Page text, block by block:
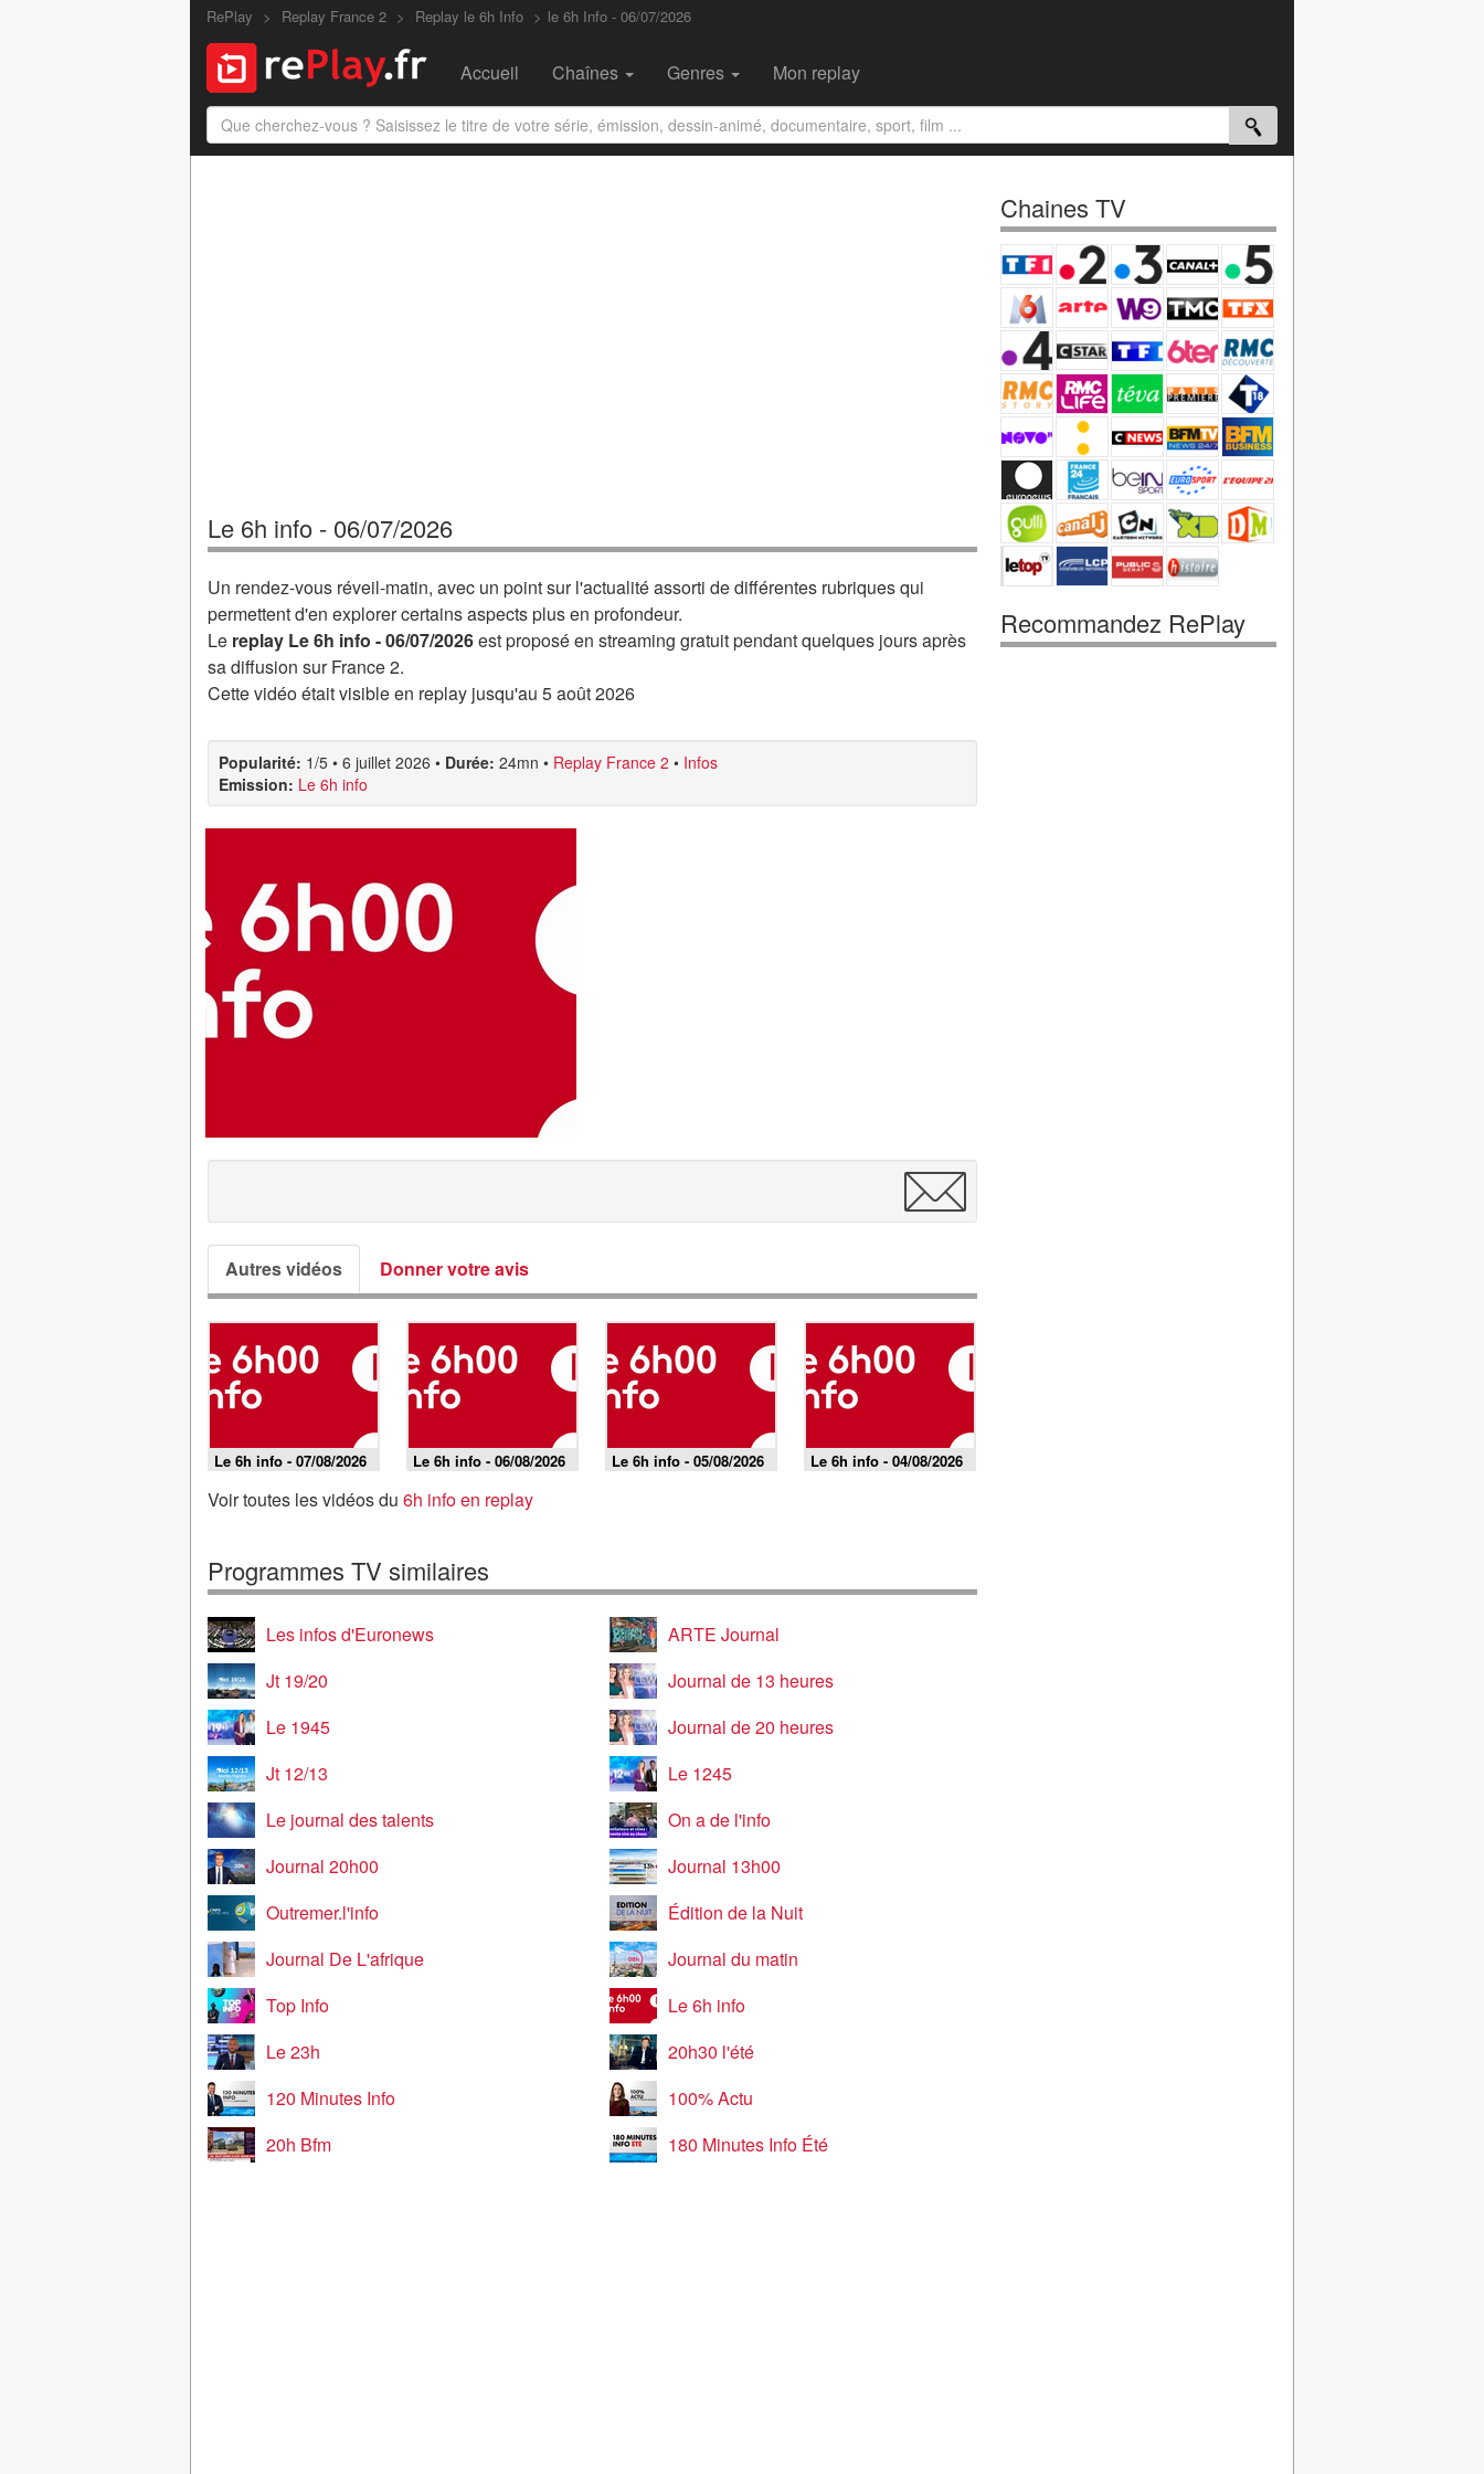
RePlay Replay France 2 Replay le 6h Info le 6h Info - 06/07/2026
Accueil Chaînes Genres Mon replay
Le 6h info - 06/07/2026
Un rendez-vous réveil-matin, avec un point sur l'actualité assorti de différentes rubriques qui
permettent d'en explorer certains aspects plus en profondeur.
Le replay Le 6h info - 06/07/2026est proposé en streaming gratuit pendant quelques jours après
sa diffusion sur France 2.
Cette vidéo était visible en replay jusqu'au 5 août 2026
Popularité: 1/5 • 6 juillet 2026 • Durée: 24mn • Replay France 2 • Infos
Emission: Le 6h info
Autres vidéos Donner votre avis
Le 6h info - 07/08/2026 Le 6h info - 06/08/2026 Le 6h info - 05/08/2026 Le 6h info - 04/08/2026
Voir toutes les vidéos du 6h info en replay
Programmes TV similaires
Les infos d'Euronews
ARTE Journal
Jt 19/20
Journal de 13 heures
Le 1945
Journal de 20 heures
Jt 12/13
Le 1245
Le journal des talents
On a de l'info
Journal 20h00
Journal 13h00
Outremer.l'info
Édition de la Nuit
Journal De L'afrique
Journal du matin
Top Info
Le 6h info
Le 23h
20h30 l'été
120 Minutes Info
100% Actu
20h Bfm
180 Minutes Info Été
Chaines TV
Recommandez RePlay